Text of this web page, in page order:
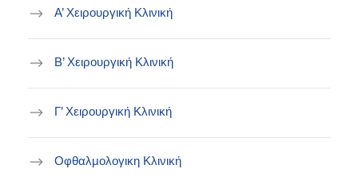
Α’ Χειρουργική Κλινική
B’ Χειρουργική Κλινική
Γ’ Χειρουργική Κλινική
Οφθαλμολογικη Κλινική